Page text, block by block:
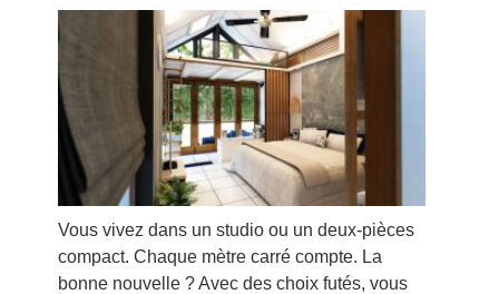
Vous vivez dans un studio ou un deux-pièces
compact. Chaque mètre carré compte. La
bonne nouvelle ? Avec des choix futés, vous